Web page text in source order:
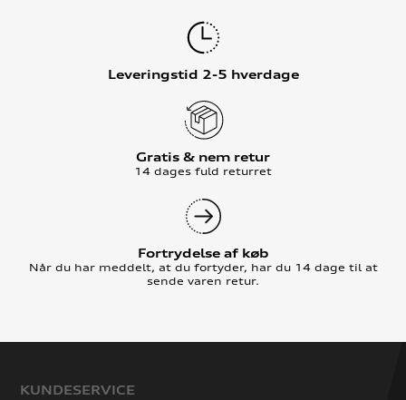
Leveringstid 2-5 hverdage
Gratis & nem retur
14 dages fuld returret
Fortrydelse af køb
Når du har meddelt, at du fortyder, har du 14 dage til at
sende varen retur.
KUNDESERVICE